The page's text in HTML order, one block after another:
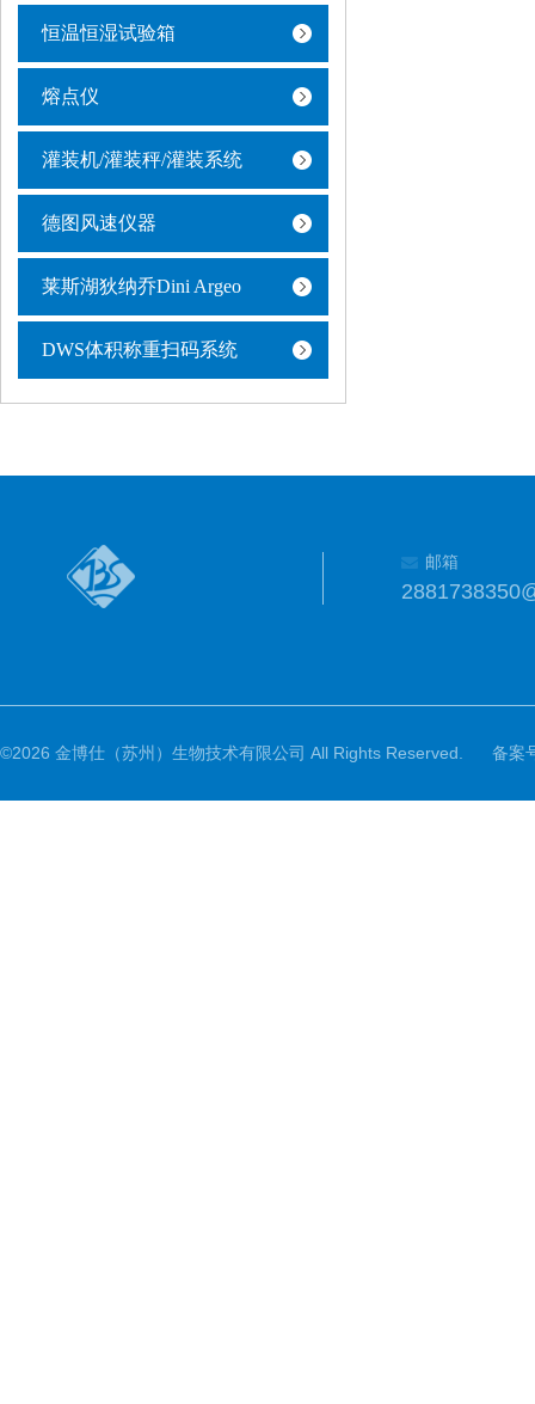
恒温恒湿试验箱
熔点仪
灌装机/灌装秤/灌装系统
德图风速仪器
莱斯湖狄纳乔Dini Argeo
DWS体积称重扫码系统
邮箱
©2026 金博仕（苏州）生物技术有限公司 All Rights Reserved. 备案